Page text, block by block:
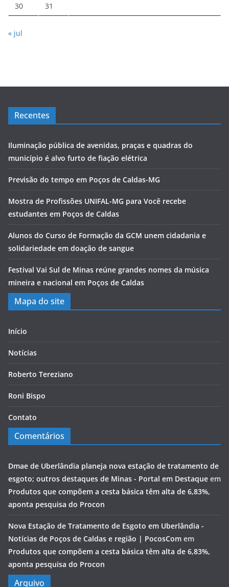
30 31
« jul
Recentes
Iluminação pública de avenidas, praças e quadras do
município é alvo furto de fiação elétrica
Previsão do tempo em Poços de Caldas-MG
Mostra de Profissões UNIFAL-MG para Você recebe
estudantes em Poços de Caldas
Alunos do Curso de Formação da GCM unem cidadania e
solidariedade em doação de sangue
Festival Vai Sul de Minas reúne grandes nomes da música
mineira e nacional em Poços de Caldas
Mapa do site
Início
Notícias
Roberto Tereziano
Roni Bispo
Contato
Comentários
Dmae de Uberlândia planeja nova estação de tratamento de
esgoto; outros destaques de Minas - Portal em Destaque em
Produtos que compõem a cesta básica têm alta de 6,83%,
aponta pesquisa do Procon
Nova Estação de Tratamento de Esgoto em Uberlândia -
Notícias de Poços de Caldas e região | PocosCom em
Produtos que compõem a cesta básica têm alta de 6,83%,
aponta pesquisa do Procon
Arquivo